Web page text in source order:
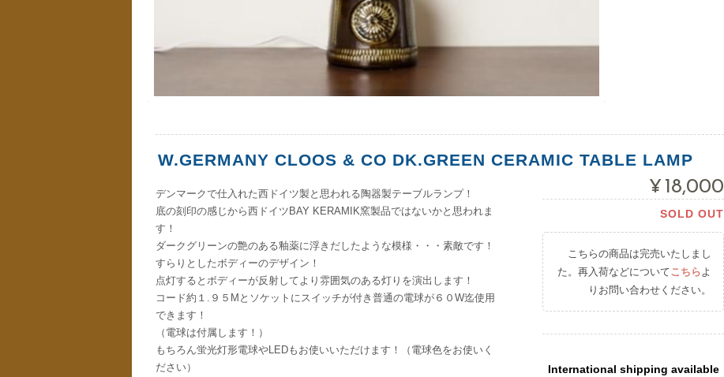
W.GERMANY CLOOS & CO DK.GREEN CERAMIC TABLE LAMP
デンマークで仕入れた西ドイツ製と思われる陶器製テーブルランプ！
底の刻印の感じから西ドイツBAY KERAMIK窯製品ではないかと思われま
す！
ダークグリーンの艶のある釉薬に浮きだしたような模様・・・素敵です！
すらりとしたボディーのデザイン！
点灯するとボディーが反射してより雰囲気のある灯りを演出します！
コード約１.９５Mとソケットにスイッチが付き普通の電球が６０W迄使用
できます！
（電球は付属します！）
もちろん蛍光灯形電球やLEDもお使いいただけます！（電球色をお使いく
ださい）
¥18,000
SOLD OUT
こちらの商品は完売いたしまし
た。再入荷などについてこちら よ
りお問い合わせください。
International shipping available